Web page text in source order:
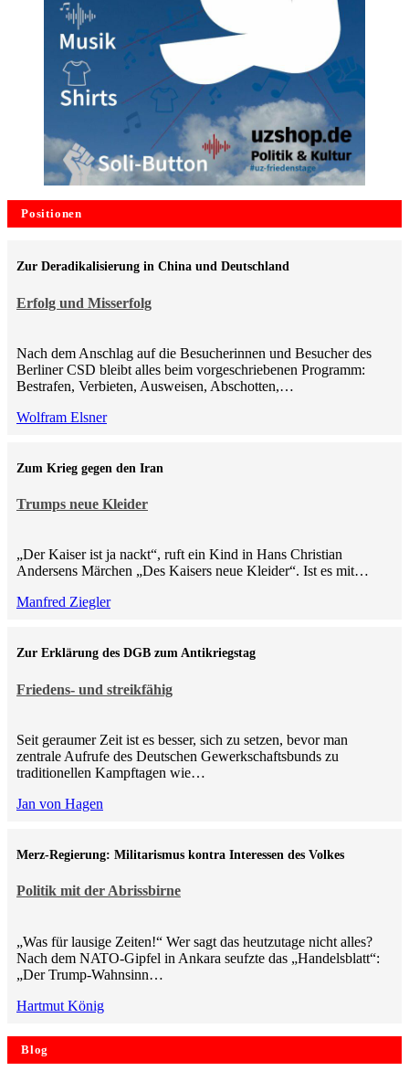
Positionen
Erfolg und Misserfolg
Zur Deradikalisierung in China und Deutschland
Nach dem Anschlag auf die Besucherinnen und Besucher des
Berliner CSD bleibt alles beim vorgeschriebenen Programm:
Bestrafen, Verbieten, Ausweisen, Abschotten,…
Wolfram Elsner
Trumps neue Kleider
Zum Krieg gegen den Iran
„Der Kaiser ist ja nackt“, ruft ein Kind in Hans Christian
Andersens Märchen „Des Kaisers neue Kleider“. Ist es mit…
Manfred Ziegler
Friedens- und streikfähig
Zur Erklärung des DGB zum Antikriegstag
Seit geraumer Zeit ist es besser, sich zu setzen, bevor man
zentrale Aufrufe des Deutschen Gewerkschaftsbunds zu
traditionellen Kampftagen wie…
Jan von Hagen
Politik mit der Abrissbirne
Merz-Regierung: Militarismus kontra Inte­ressen des Volkes
„Was für lausige Zeiten!“ Wer sagt das heutzutage nicht alles?
Nach dem NATO-Gipfel in Ankara seufzte das „Handelsblatt“:
„Der Trump-Wahnsinn…
Hartmut König
Blog